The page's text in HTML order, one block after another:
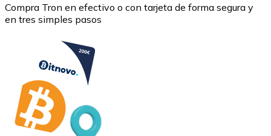
Litecoin
LTC
Compra Tron en efectivo o con tarjeta de forma segura y
en tres simples pasos